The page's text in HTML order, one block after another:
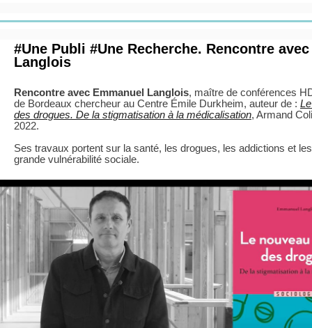
#Une Publi #Une Recherche. Rencontre
Langlois
Rencontre avec Emmanuel Langlois, maître de conférences
de Bordeaux chercheur au Centre Émile Durkheim, auteur de :
des drogues. De la stigmatisation à la médicalisation, Armand
2022.
Ses travaux portent sur la santé, les drogues, les addictions et
grande vulnérabilité sociale.